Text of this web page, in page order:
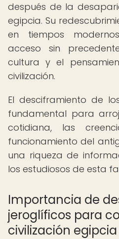
después de la
egipcia. Su
en tiempos
acceso sin
cultura y el
civilización.
El desciframiento de
fundamental para
cotidiana, las
funcionamiento del
una riqueza de
los estudiosos de esta
Importancia de
jeroglíficos para
civilización egipcia